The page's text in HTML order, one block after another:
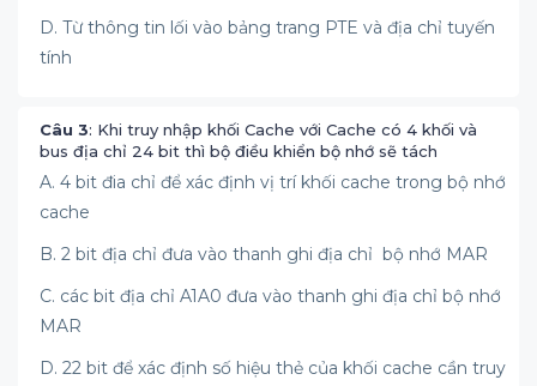
D. Từ thông tin lối vào bảng trang PTE và địa chỉ tuyến
tính
Câu 3: Khi truy nhập khối Cache với Cache có 4 khối và
bus địa chỉ 24 bit thì bộ điều khiển bộ nhớ sẽ tách
A. 4 bit đia chỉ để xác định vị trí khối cache trong bộ nhớ
cache
B. 2 bit địa chỉ đưa vào thanh ghi địa chỉ bộ nhớ MAR
C. các bit địa chỉ A1A0 đưa vào thanh ghi địa chỉ bộ nhớ
MAR
D. 22 bit để xác định số hiệu thẻ của khối cache cần truy